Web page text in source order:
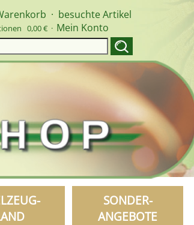
· besuchte Artikel
0,00 € · Mein Konto
SONDER-
ANGEBOTE